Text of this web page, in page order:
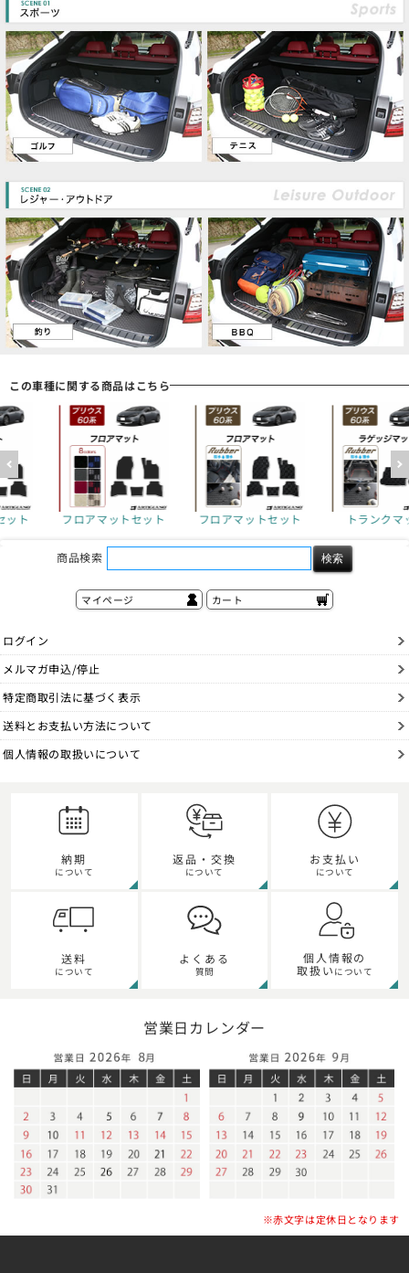
この車種に関する商品はこちら
ット フロアマットセット トランクマット フロアマッ
商品検索
マイページ カート
ログイン
メルマガ申込/停止
特定商取引法に基づく表示
送料とお支払い方法について
個人情報の取扱いについて
納期
について
返品・交換
について
お支払い
について
送料
について
よくある
質問
個人情報の
取扱い について
営業日カレンダー
※赤文字は定休日となります